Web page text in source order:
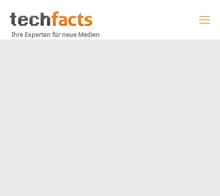
Ihre Experten für neue Medien